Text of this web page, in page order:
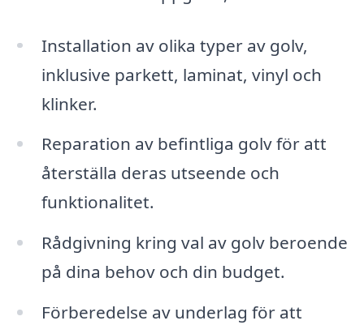
Installation av olika typer av golv,
inklusive parkett, laminat, vinyl och
klinker.
Reparation av befintliga golv för att
återställa deras utseende och
funktionalitet.
Rådgivning kring val av golv beroende
på dina behov och din budget.
Förberedelse av underlag för att